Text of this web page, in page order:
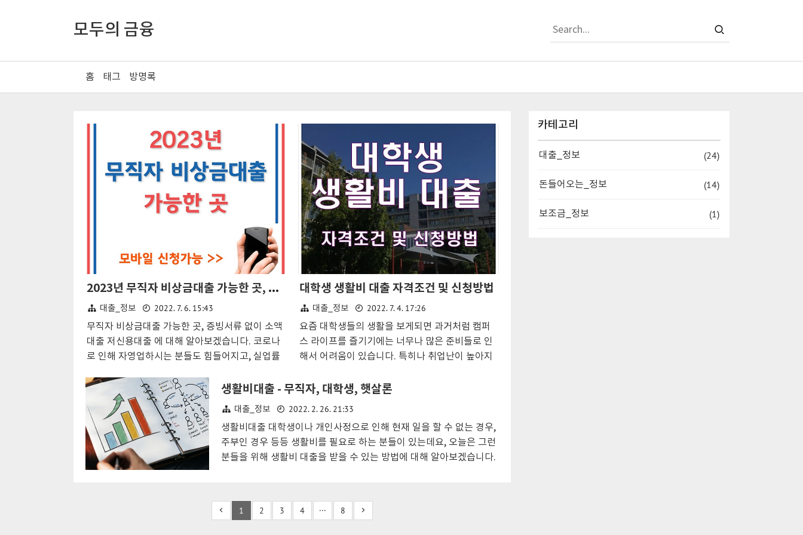
모두의 금융
홈 태그 방명록
2023년 무직자 비상금대출 가능한 곳, 증빙서류 없이 소액대출 저신용대출
대출_정보 2022. 7. 6. 15:43
무직자 비상금대출 가능한 곳, 증빙서류 없이 소액
대출 저신용대출 에 대해 알아보겠습니다. 코로나
로 인해 자영업하시는 분들도 힘들어지고, 실업률
하고 있습니다.기준금리 역시 작년 0.75%에 비해
앞으로는 1.5% ~ 1.75%까지 올라갈 것으로 예상
하고 있습니다. 이직을 준비 중이거나 사정이 있어
서 현재 무직자 이신분들이 많을텐데, 고정 수익이
없다보니 쉽게 대출받는 것이 어렵습니다. 하지만
소득증빙이나 서류 없이 모바일로 간편하게 비상
자 비상금대출 가능한 곳, 증빙서류 없이 소액대출
저신용대출 에 대해 알아보도록 하겠습니다. 목차
대학생 생활비 대출 자격조건 및 신청방법
대출_정보 2022. 7. 4. 17:26
요즘 대학생들의 생활을 보게되면 과거처럼 캠퍼
스 라이프를 즐기기에는 너무나 많은 준비들로 인
해서 어려움이 있습니다. 특히나 취업난이 높아지
기타 준비해야하는 자금이 많아지기 때문인것 같
다면 참고 하시길 바라며 대학생 생활비 대출 가능
한곳 자격조건 및 신청방법에 대해 알아보도록 하
겠습니다! 대학생 생활비 대출 자격조건 및 신청방
품입니다. 여러가지 종류가 있지만 그중에도 한국
장학재단 학자금 대출을 가장 많이 이용합니다. 해
생활비대출 - 무직자, 대학생, 햇살론
대출_정보 2022. 2. 26. 21:33
생활비대출 대학생이나 개인사정으로 인해 현재 일을 할 수 없는 경우,
주부인 경우 등등 생활비를 필요로 하는 분들이 있는데요, 오늘은 그런
분들을 위해 생활비 대출을 받을 수 있는 방법에 대해 알아보겠습니다.
직자 생활비 지원 제도와 1인가정 무소득자 생활비 지원이 대표적입니
다. 정부지원 상품이라 과정이 까다롭고 시간이 오래걸린다는 단점이
1 2 3 4 ··· 8
카테고리
대출_정보 (24)
돈들어오는_정보 (14)
보조금_정보 (1)